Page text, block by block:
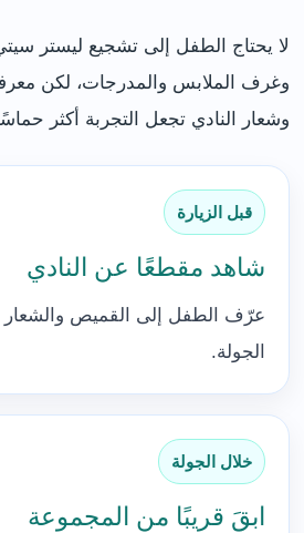
لا يحتاج الطفل إلى تشجيع ليستر
وغرف الملابس والمدرجات، لكن
وشعار النادي تجعل التجربة أكثر
قبل الزيارة
شاهد مقطعًا عن النادي
عرّف الطفل إلى القميص والشعار
الجولة.
خلال الجولة
ابقَ قريبًا من المجموعة